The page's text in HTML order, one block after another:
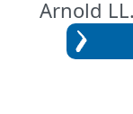
Arnold